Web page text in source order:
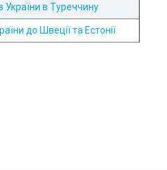
України в Туреччину
до Швеції та Естонії